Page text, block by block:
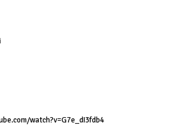
watch?v=G7e_dI3fdb4